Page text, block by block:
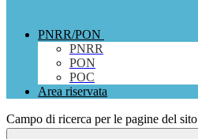
PNRR/PON
PNRR
PON
POC
Area riservata
Campo di ricerca per le pagine del sito